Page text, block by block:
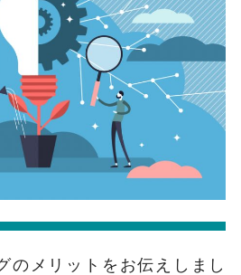
のメリットをお伝えしまし